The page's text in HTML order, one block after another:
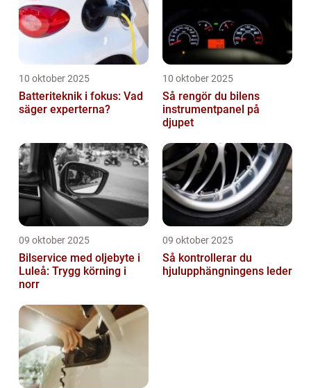
10 oktober 2025
Batteriteknik i fokus: Vad
säger experterna?
10 oktober 2025
Så rengör du bilens
instrumentpanel på
djupet
09 oktober 2025
Bilservice med oljebyte i
Luleå: Trygg körning i
norr
09 oktober 2025
Så kontrollerar du
hjulupphängningens leder